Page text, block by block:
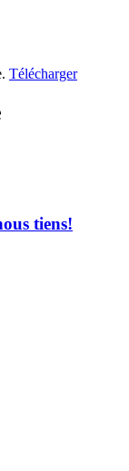
Télécharger
tiens!